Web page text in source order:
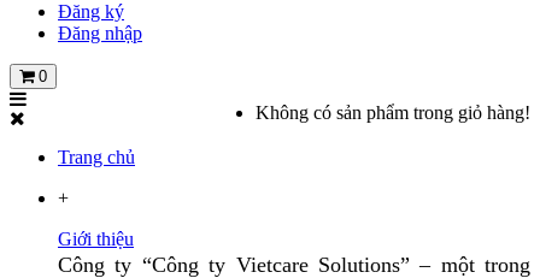
Đăng ký
Đăng nhập
0
Không có sản phẩm trong giỏ hàng!
Trang chủ
+
Giới thiệu
Công ty “Công ty Vietcare Solutions” – một trong